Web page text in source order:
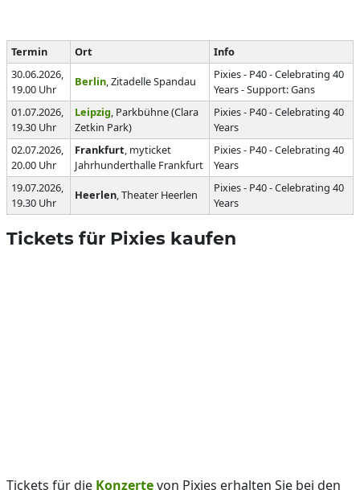
Termin Ort
Info
30.06.2026,
19.00 Uhr
Berlin, Zitadelle Spandau
Pixies - P40 - Celebrating 40
Years - Support: Gans
01.07.2026,
19.30 Uhr
Leipzig, Parkbühne (Clara
Zetkin Park)
Pixies - P40 - Celebrating 40
Years
02.07.2026,
20.00 Uhr
Frankfurt, myticket
Jahrhunderthalle Frankfurt
Pixies - P40 - Celebrating 40
Years
19.07.2026,
19.30 Uhr
Heerlen, Theater Heerlen
Pixies - P40 - Celebrating 40
Years
Tickets für Pixies kaufen
Tickets für die Konzertevon Pixies erhalten Sie bei den